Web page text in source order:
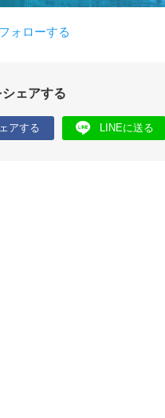
ェアする
アする LINEに送る